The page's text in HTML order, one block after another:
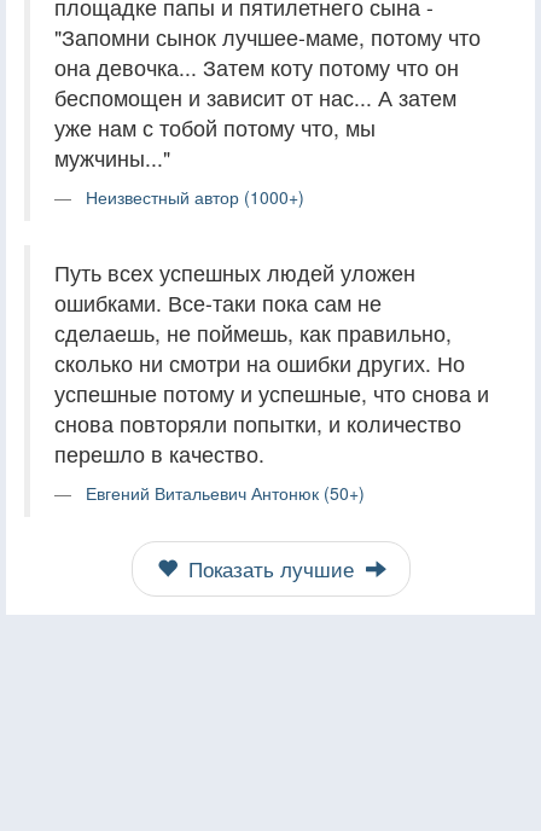
площадке папы и пятилетнего сына -
"Запомни сынок лучшее-маме, потому что
она девочка... Затем коту потому что он
беспомощен и зависит от нас... А затем
уже нам с тобой потому что, мы
мужчины..."
Неизвестный автор (1000+)
Путь всех успешных людей уложен
ошибками. Все-таки пока сам не
сделаешь, не поймешь, как правильно,
сколько ни смотри на ошибки других. Но
успешные потому и успешные, что снова и
снова повторяли попытки, и количество
перешло в качество.
Евгений Витальевич Антонюк (50+)
Показать лучшие